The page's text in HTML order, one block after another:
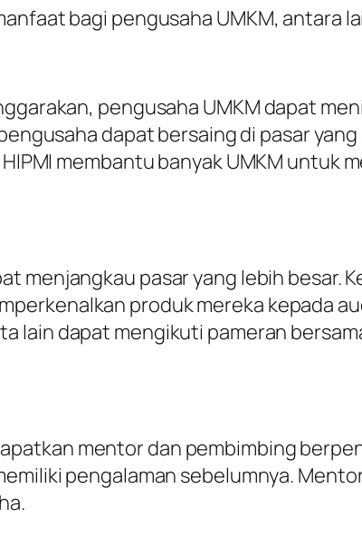
bagi pengusaha UMKM, antara
pengusaha UMKM dapat
dapat bersaing di pasar
membantu banyak UMKM untuk
menjangkau pasar yang lebih besar.
produk mereka kepada
lain dapat mengikuti pameran
mentor dan pembimbing
pengalaman sebelumnya.